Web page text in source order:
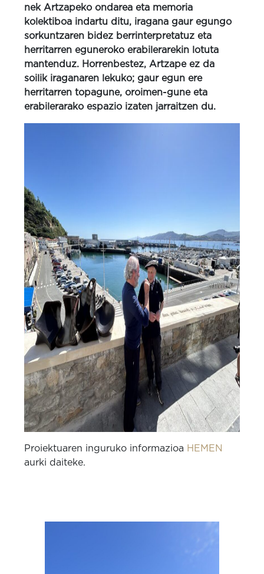
nek Artzapeko ondarea eta memoria
kolektiboa indartu ditu, iragana gaur egungo
sorkuntzaren bidez berrinterpretatuz eta
herritarren eguneroko erabilerarekin lotuta
mantenduz. Horrenbestez, Artzape ez da
soilik iraganaren lekuko; gaur egun ere
herritarren topagune, oroimen-gune eta
erabilerarako espazio izaten jarraitzen du.
Proiektuaren inguruko informazioa HEMEN
aurki daiteke.